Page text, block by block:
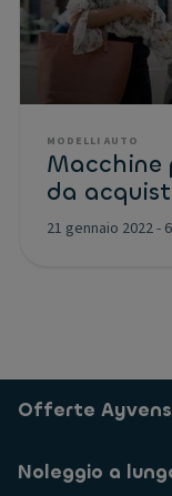
MODELLI AUTO
Macchine
da
21 gennaio 2022-
Offerte Ayvens
Noleggio a